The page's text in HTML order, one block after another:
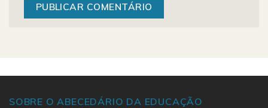
SOBRE O ABECEDÁRIO DA EDUCAÇÃO